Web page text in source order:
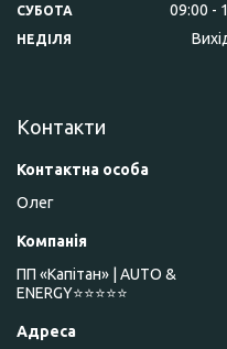
СУБОТА 09:00
НЕДІЛЯ
Контакти
Олег
ПП «Капітан» | AUTO &
ENERGY⭐️⭐️⭐️⭐️⭐️